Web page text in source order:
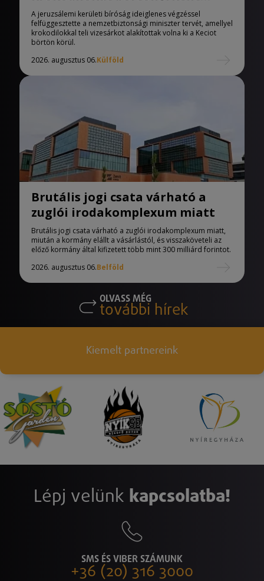
Izraelben
A jeruzsálemi kerületi bíróság ideiglenes végzéssel
felfüggesztette a nemzetbiztonsági miniszter tervét, amellyel
krokodilokkal teli vizesárkot alakítottak volna ki a Keciot
börtön körül.
2026. augusztus 06.Külföld
Brutális jogi csata várható a
zuglói irodakomplexum miatt
Brutális jogi csata várható a zuglói irodakomplexum miatt,
miután a kormány elállt a vásárlástól, és visszaköveteli az
előző kormány által kifizetett több mint 300 milliárd forintot.
2026. augusztus 06.Belföld
OLVASS MÉG
további hírek
Kiemelt partnereink
Lépj velünk kapcsolatba!
SMS ÉS VIBER SZÁMUNK
+36 (20) 316 3000